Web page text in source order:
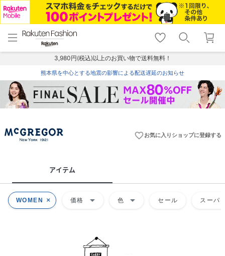
menu home
トップ
shopping_cart lock_outline
ログイン
3,980円(税込)以上のお買い物で送料無料！
熊本県を中心とする地震の影響による配送遅延のお知らせ
favorite_borderお気に入りショップに登録する
アイテム
WOMEN 価格 arrow_drop_down 色 arrow_drop_down セール スーパ